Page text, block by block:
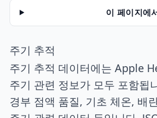
이 페이지에
주기 추적
주기 추적 데이터에는 Apple
주기 관련 정보가 모두 포함됩
경부 점액 품질, 기초 체온, 배